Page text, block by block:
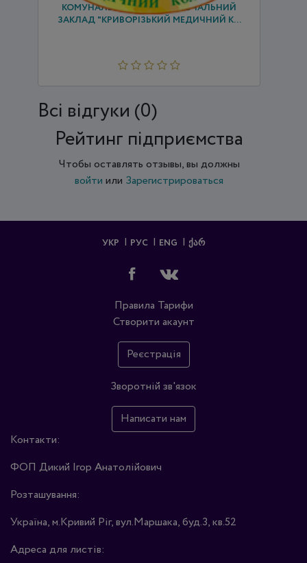
КОМУНАЛЬНИЙ ВИЩИЙ НАВЧАЛЬНИЙ
ЗАКЛАД "КРИВОРІЗЬКИЙ МЕДИЧНИЙ К...
Всi відгуки (0)
Рейтинг підприємства
Чтобы оставлять отзывы, вы должны
войти или Зарегистрироваться
УКР РУС ENG ᲥᲐᲠ
Правила Тарифи
Створити акаунт
Реєстрація
Зворотній зв'язок
Написати нам
Контакти:
ФОП Дикий Ігор Анатолійович
Розташування:
Україна, м.Кривий Ріг, вул.Маршака, буд.3, кв.52
Адреса для листів: